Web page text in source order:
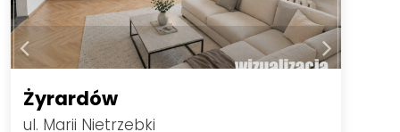
Żyrardów
ul. Marii Nietrzebki